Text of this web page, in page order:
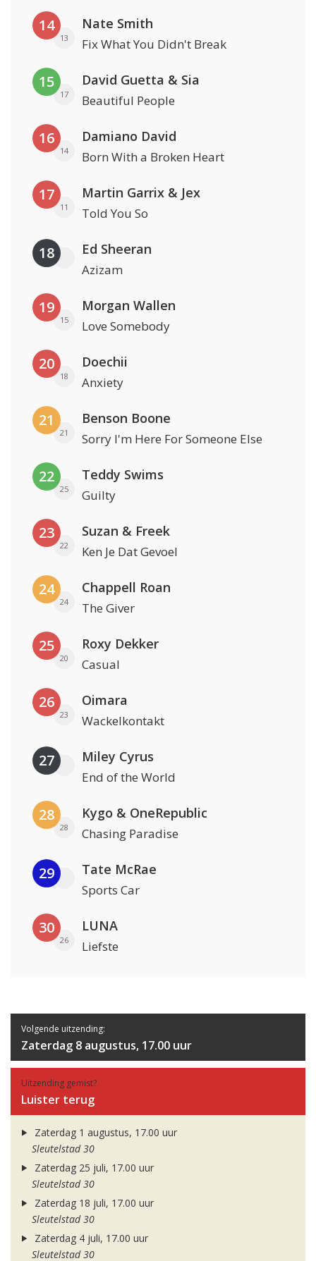
14
13
Nate Smith
Fix What You Didn't Break
15
17
David Guetta & Sia
Beautiful People
16
14
Damiano David
Born With a Broken Heart
17
11
Martin Garrix & Jex
Told You So
18 Ed Sheeran
Azizam
19
15
Morgan Wallen
Love Somebody
20
18
Doechii
Anxiety
21
21
Benson Boone
Sorry I'm Here For Someone Else
22
25
Teddy Swims
Guilty
23
22
Suzan & Freek
Ken Je Dat Gevoel
24
24
Chappell Roan
The Giver
25
20
Roxy Dekker
Casual
26
23
Oimara
Wackelkontakt
27 Miley Cyrus
End of the World
28
28
Kygo & OneRepublic
Chasing Paradise
29 Tate McRae
Sports Car
30
26
LUNA
Liefste
Volgende uitzending:
Zaterdag 8 augustus, 17.00 uur
Uitzending gemist?
Luister terug
Zaterdag 1 augustus, 17.00 uur
Sleutelstad 30
Zaterdag 25 juli, 17.00 uur
Sleutelstad 30
Zaterdag 18 juli, 17.00 uur
Sleutelstad 30
Zaterdag 4 juli, 17.00 uur
Sleutelstad 30